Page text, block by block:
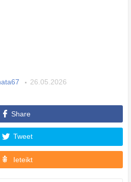
26.05.2026
Share
Tweet
Ieteikt